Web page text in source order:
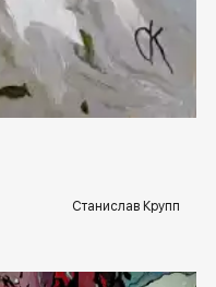
ekb.rakovgallery.ru
Станислав Крупп